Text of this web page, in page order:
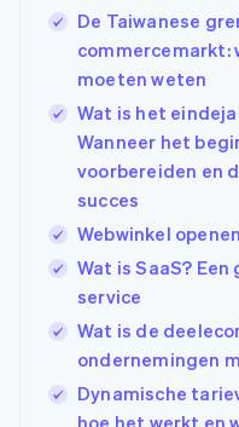
De Taiwanese
commercemarkt:
moeten weten
Wat is het
Wanneer het
voorbereiden en
succes
Webwinkel
Wat is SaaS?
service
Wat is de
ondernemingen
Dynamische
hoe het werkt en